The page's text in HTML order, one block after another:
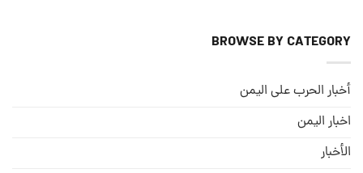
BROWSE BY CATEGORY
أخبار الحرب على اليمن
اخبار اليمن
الأخبار